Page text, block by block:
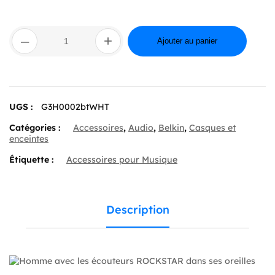
–
quantité
de
Headphones
C
White
+ Ajouter au panier
UGS :
G3H0002btWHT
Catégories :
Accessoires, Audio, Belkin, Casques et
enceintes
Étiquette :
Accessoires pour Musique
Description